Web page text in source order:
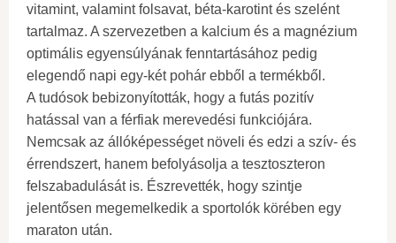
vitamint, valamint folsavat, béta-karotint és szelént
tartalmaz. A szervezetben a kalcium és a magnézium
optimális egyensúlyának fenntartásához pedig
elegendő napi egy-két pohár ebből a termékből.
A tudósok bebizonyították, hogy a futás pozitív
hatással van a férfiak merevedési funkciójára.
Nemcsak az állóképességet növeli és edzi a szív- és
érrendszert, hanem befolyásolja a tesztoszteron
felszabadulását is. Észrevették, hogy szintje
jelentősen megemelkedik a sportolók körében egy
maraton után.